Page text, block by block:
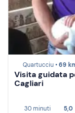
Quartucciu •69
Visita guidata
Cagliari
30 minuti
5,0